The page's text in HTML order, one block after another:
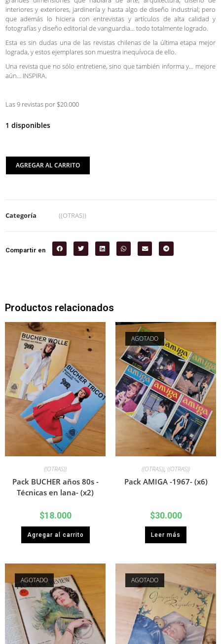
interiores y exteriores, jardinería y hasta algo de diseño industrial; pero
que además lo hiciera con entrevistas y artículos de alta calidad y
fotografías y diseño editorial de vanguardia… todo totalmente logrado.
Esta es sin dudas una de las revistas chilenas de la última etapa mejor
lograda, y estos ejemplares son muestra inequívoca de ello.
Una revista que no sólo entretiene, sino que también informa y… mejore
aún… INSPIRA.
Las 9 revistas por $20.000
1 disponibles
AGREGAR AL CARRITO
Categoría ((OTRAS))
Compartir en
Productos relacionados
((OTRAS))
Pack BUCHER años 80s -
Técnicas en lana- (x2)
$18.000
Agregar al carrito
AGOTADO
((OTRAS)), ((OTRAS))
Pack AMIGA -1967- (x6)
$30.000
Leer más
AGOTADO AGOTADO